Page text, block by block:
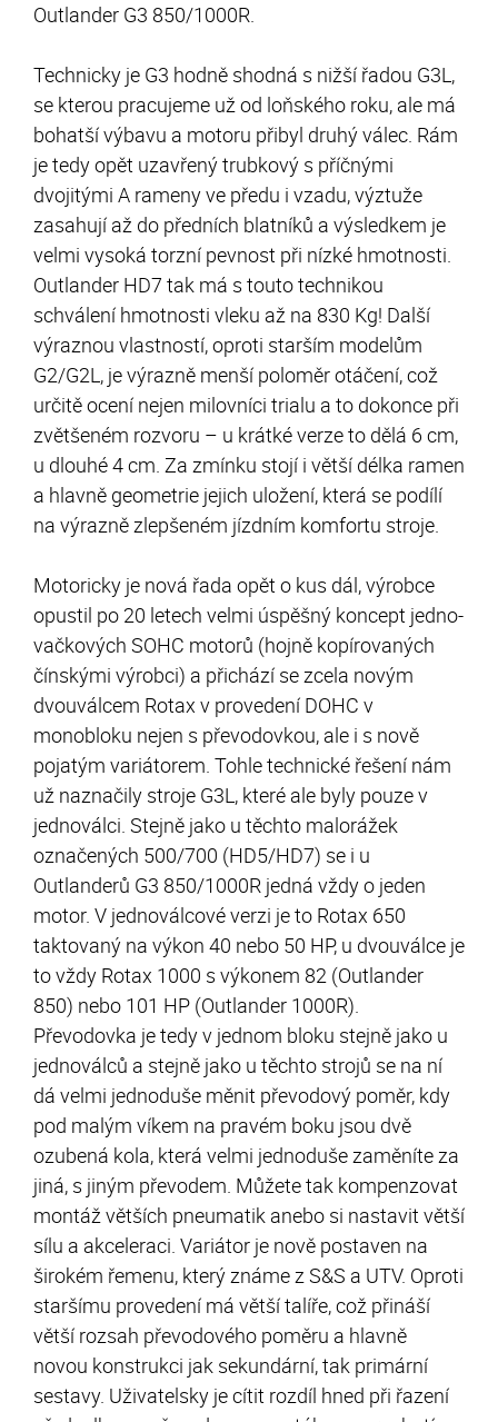
Outlander G3 850/1000R.
Technicky je G3 hodně shodná s nižší řadou G3L,
se kterou pracujeme už od loňského roku, ale má
bohatší výbavu a motoru přibyl druhý válec. Rám
je tedy opět uzavřený trubkový s příčnými
dvojitými A rameny ve předu i vzadu, výztuže
zasahují až do předních blatníků a výsledkem je
velmi vysoká torzní pevnost při nízké hmotnosti.
Outlander HD7 tak má s touto technikou
schválení hmotnosti vleku až na 830 Kg! Další
výraznou vlastností, oproti starším modelům
G2/G2L, je výrazně menší poloměr otáčení, což
určitě ocení nejen milovníci trialu a to dokonce při
zvětšeném rozvoru – u krátké verze to dělá 6 cm,
u dlouhé 4 cm. Za zmínku stojí i větší délka ramen
a hlavně geometrie jejich uložení, která se podílí
na výrazně zlepšeném jízdním komfortu stroje.
Motoricky je nová řada opět o kus dál, výrobce
opustil po 20 letech velmi úspěšný koncept jedno-
vačkových SOHC motorů (hojně kopírovaných
čínskými výrobci) a přichází se zcela novým
dvouválcem Rotax v provedení DOHC v
monobloku nejen s převodovkou, ale i s nově
pojatým variátorem. Tohle technické řešení nám
už naznačily stroje G3L, které ale byly pouze v
jednoválci. Stejně jako u těchto malorážek
označených 500/700 (HD5/HD7) se i u
Outlanderů G3 850/1000R jedná vždy o jeden
motor. V jednoválcové verzi je to Rotax 650
taktovaný na výkon 40 nebo 50 HP, u dvouválce je
to vždy Rotax 1000 s výkonem 82 (Outlander
850) nebo 101 HP (Outlander 1000R).
Převodovka je tedy v jednom bloku stejně jako u
jednoválců a stejně jako u těchto strojů se na ní
dá velmi jednoduše měnit převodový poměr, kdy
pod malým víkem na pravém boku jsou dvě
ozubená kola, která velmi jednoduše zaměníte za
jiná, s jiným převodem. Můžete tak kompenzovat
montáž větších pneumatik anebo si nastavit větší
sílu a akceleraci. Variátor je nově postaven na
širokém řemenu, který známe z S&S a UTV. Oproti
staršímu provedení má větší talíře, což přináší
větší rozsah převodového poměru a hlavně
novou konstrukci jak sekundární, tak primární
sestavy. Uživatelsky je cítit rozdíl hned při řazení